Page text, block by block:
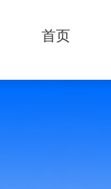
首页